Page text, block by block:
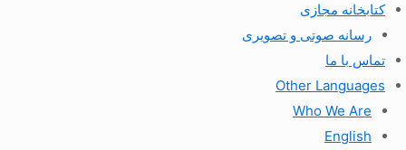
کتابخانه مجازی
رسانه صوتی و تصویری
تماس با ما
Other Languages
Who We Are
English